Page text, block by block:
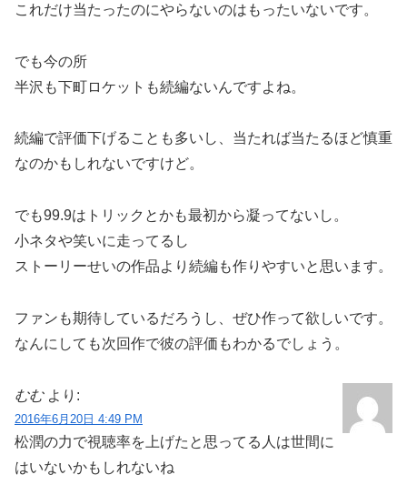
これだけ当たったのにやらないのはもったいないです。
でも今の所
半沢も下町ロケットも続編ないんですよね。
続編で評価下げることも多いし、当たれば当たるほど慎重
なのかもしれないですけど。
でも99.9はトリックとかも最初から凝ってないし。
小ネタや笑いに走ってるし
ストーリーせいの作品より続編も作りやすいと思います。
ファンも期待しているだろうし、ぜひ作って欲しいです。
なんにしても次回作で彼の評価もわかるでしょう。
むむ より:
2016年6月20日 4:49 PM
松潤の力で視聴率を上げたと思ってる人は世間に
はいないかもしれないね